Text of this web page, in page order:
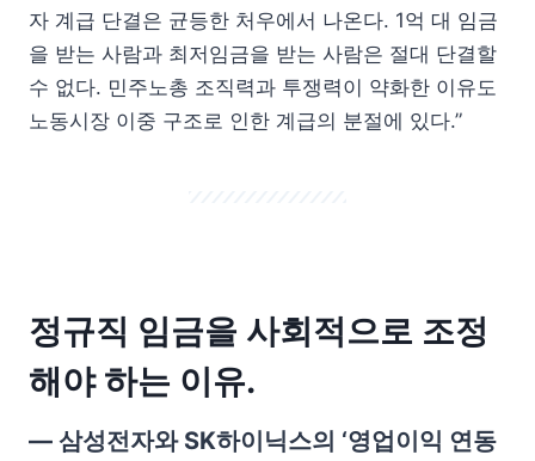
자 계급 단결은 균등한 처우에서 나온다. 1억 대 임금
을 받는 사람과 최저임금을 받는 사람은 절대 단결할
수 없다. 민주노총 조직력과 투쟁력이 약화한 이유도
노동시장 이중 구조로 인한 계급의 분절에 있다.”
정규직 임금을 사회적으로 조정
해야 하는 이유.
— 삼성전자와 SK하이닉스의 ‘영업이익 연동